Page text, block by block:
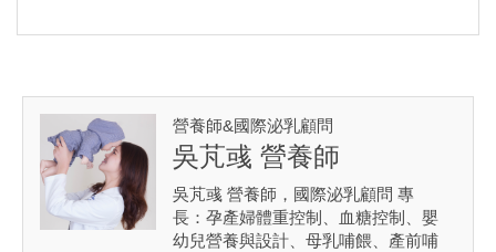
營養師&國際泌乳顧問
吳芃彧 營養師
吳芃彧 營養師，國際泌乳顧問 專
長：孕產婦體重控制、血糖控制、嬰
幼兒營養與設計、母乳哺餵、產前哺